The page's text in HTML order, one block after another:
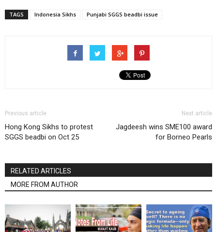
TAGS Indonesia Sikhs Punjabi SGGS beadbi issue
Previous article
Hong Kong Sikhs to protest
SGGS beadbi on Oct 25
Next article
Jagdeesh wins SME100 award
for Borneo Pearls
RELATED ARTICLES
MORE FROM AUTHOR